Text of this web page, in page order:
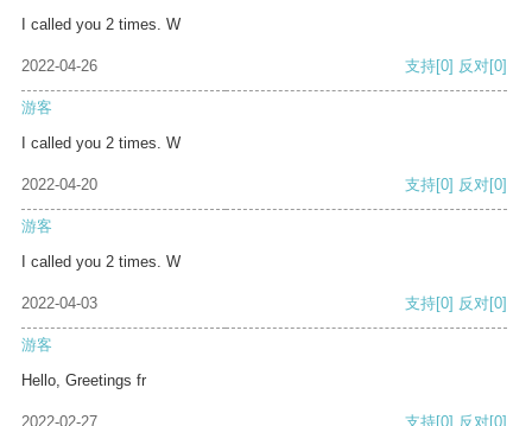
I called you 2 times. W
2022-04-26 支持[0] 反对[0]
游客
I called you 2 times. W
2022-04-20 支持[0] 反对[0]
游客
I called you 2 times. W
2022-04-03 支持[0] 反对[0]
游客
Hello, Greetings fr
2022-02-27 支持[0] 反对[0]